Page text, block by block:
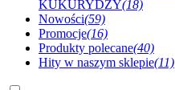
KUKURYDZY(18)
Nowości(59)
Promocje(16)
Produkty polecane(40)
Hity w naszym sklepie(11)